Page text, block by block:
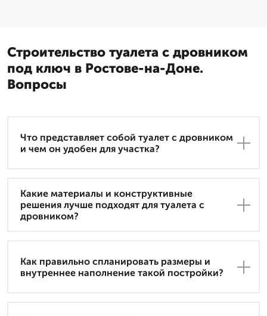
Строительство туалета с дровником
под ключ в Ростове-на-Доне.
Вопросы
Что представляет собой туалет с дровником
и чем он удобен для участка?
Какие материалы и конструктивные
решения лучше подходят для туалета с
дровником?
Как правильно спланировать размеры и
внутреннее наполнение такой постройки?